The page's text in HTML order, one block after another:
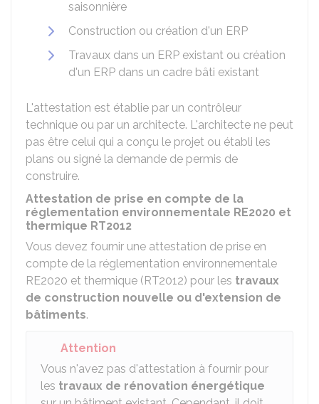
saisonnière
Construction ou création d'un ERP
Travaux dans un ERP existant ou création
d'un ERP dans un cadre bâti existant
L'attestation est établie par un contrôleur
technique ou par un architecte. L'architecte ne peut
pas être celui qui a conçu le projet ou établi les
plans ou signé la demande de permis de
construire.
Attestation de prise en compte de la
réglementation environnementale RE2020 et
thermique RT2012
Vous devez fournir une attestation de prise en
compte de la réglementation environnementale
RE2020 et thermique (RT2012) pour les travaux
de construction nouvelle ou d'extension de
bâtiments.
Attention
Vous n'avez pas d'attestation à fournir pour
les travaux de rénovation énergétique